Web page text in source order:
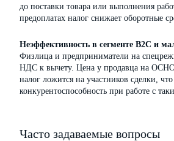
до поставки товара или выполнения
предоплатах налог снижает оборотные
Неэффективность в сегменте B2C и
Физлица и предприниматели на
НДС к вычету. Цена у продавца на
налог ложится на участников сделки,
конкурентоспособность при работе с
Часто задаваемые вопросы